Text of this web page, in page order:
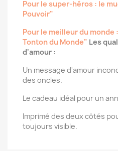
Pour le super-héros : le
Pouvoir"
Pour le meilleur du monde
Tonton du Monde" Les
d'amour :
Un message d'amour
des oncles.
Le cadeau idéal pour un
Imprimé des deux côtés
toujours visible.